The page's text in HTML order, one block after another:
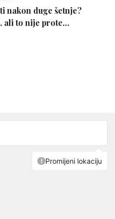
nakon duge šetnje?
ali to nije prote…